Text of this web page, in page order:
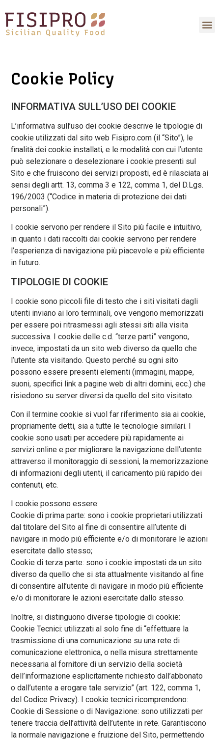
Cookie Policy
INFORMATIVA SULL’USO DEI COOKIE
L’informativa sull’uso dei cookie descrive le tipologie di
cookie utilizzati dal sito web Fisipro.com (il “Sito”), le
finalità dei cookie installati, e le modalità con cui l’utente
può selezionare o deselezionare i cookie presenti sul
Sito e che fruiscono dei servizi proposti, ed è rilasciata ai
sensi degli artt. 13, comma 3 e 122, comma 1, del D.Lgs.
196/2003 (“Codice in materia di protezione dei dati
personali”).
I cookie servono per rendere il Sito più facile e intuitivo,
in quanto i dati raccolti dai cookie servono per rendere
l’esperienza di navigazione più piacevole e più efficiente
in futuro.
TIPOLOGIE DI COOKIE
I cookie sono piccoli file di testo che i siti visitati dagli
utenti inviano ai loro terminali, ove vengono memorizzati
per essere poi ritrasmessi agli stessi siti alla visita
successiva. I cookie delle c.d. “terze parti” vengono,
invece, impostati da un sito web diverso da quello che
l’utente sta visitando. Questo perché su ogni sito
possono essere presenti elementi (immagini, mappe,
suoni, specifici link a pagine web di altri domini, ecc.) che
risiedono su server diversi da quello del sito visitato.
Con il termine cookie si vuol far riferimento sia ai cookie,
propriamente detti, sia a tutte le tecnologie similari. I
cookie sono usati per accedere più rapidamente ai
servizi online e per migliorare la navigazione dell’utente
attraverso il monitoraggio di sessioni, la memorizzazione
di informazioni degli utenti, il caricamento più rapido dei
contenuti, etc.
I cookie possono essere:
Cookie di prima parte: sono i cookie proprietari utilizzati
dal titolare del Sito al fine di consentire all’utente di
navigare in modo più efficiente e/o di monitorare le azioni
esercitate dallo stesso;
Cookie di terza parte: sono i cookie impostati da un sito
diverso da quello che si sta attualmente visitando al fine
di consentire all’utente di navigare in modo più efficiente
e/o di monitorare le azioni esercitate dallo stesso.
Inoltre, si distinguono diverse tipologie di cookie:
Cookie Tecnici: utilizzati al solo fine di “effettuare la
trasmissione di una comunicazione su una rete di
comunicazione elettronica, o nella misura strettamente
necessaria al fornitore di un servizio della società
dell’informazione esplicitamente richiesto dall’abbonato
o dall’utente a erogare tale servizio” (art. 122, comma 1,
del Codice Privacy). I cookie tecnici ricomprendono:
Cookie di Sessione o di Navigazione: sono utilizzati per
tenere traccia dell’attività dell’utente in rete. Garantiscono
la normale navigazione e fruizione del Sito, permettendo